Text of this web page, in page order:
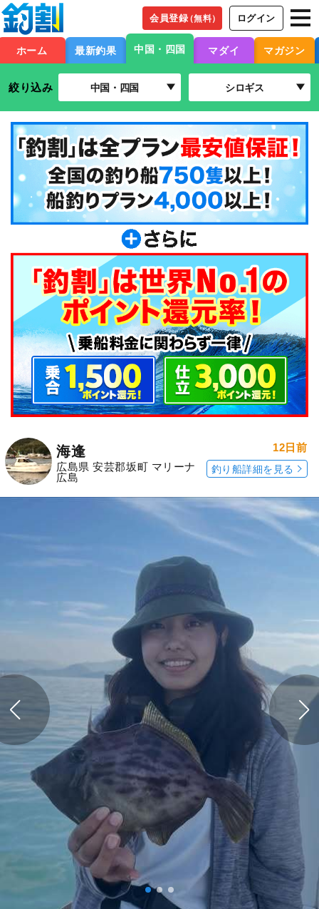
会員登録（無料） ログイン
ホーム 最新釣果 中国・四国 マダイ マガジン
絞り込み 中国・四国 シロギス
海逢
広島県 安芸郡坂町 マリーナ
広島
12日前
釣り船詳細を見る